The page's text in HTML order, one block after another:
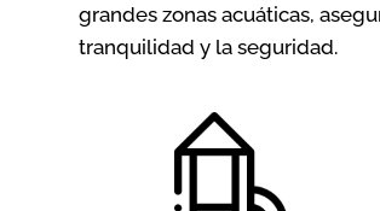
grandes zonas acuáticas,
tranquilidad y la seguridad.